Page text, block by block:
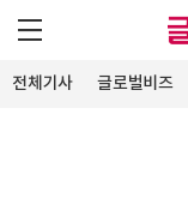
전체기사 글로벌비즈